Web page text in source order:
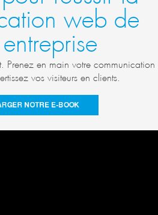
web de
Prenez en main votre communication
vos visiteurs en clients.